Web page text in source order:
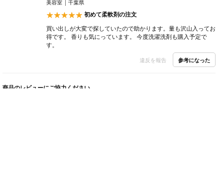
美容室 千葉県
初めて柔軟剤の注文
買い出しが大変で探していたので助かります。量も沢山入ってお
得です。 香りも気にっています。 今度洗濯洗剤も購入予定で
す。
違反を報告 参考になった
商品のレビューにご協力ください。